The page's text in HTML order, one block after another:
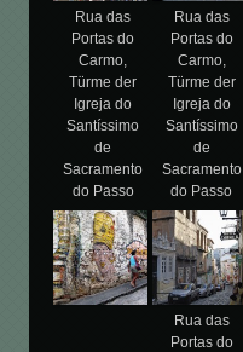
Rua das
Portas do
Carmo,
Türme der
Igreja do
Santíssimo
de
Sacramento
do Passo
Rua das
Portas do
Carmo,
Türme der
Igreja do
Santíssimo
de
Sacramento
do Passo
Rua das
Portas do